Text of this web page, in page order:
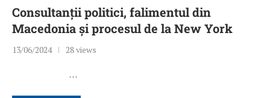
Consultanții politici, falimentul din
Macedonia și procesul de la New York
13/06/2024 28 views
…